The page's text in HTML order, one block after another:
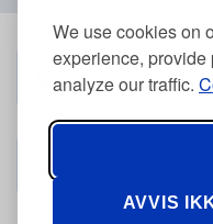
We use cookies on
experience,
analyze our traffic.
AVVIS
Telefonnummer
(+45) 3968 2634